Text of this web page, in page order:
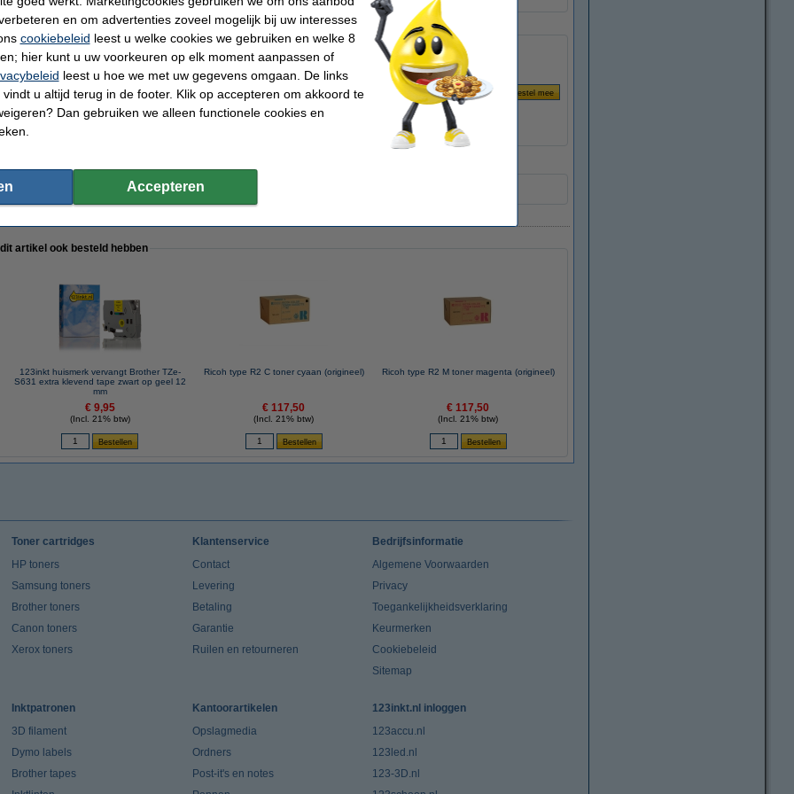
1 doos van 2.500 vel A4 - 80 grams FSC® Mix Credit
huismerk) te nemen i.p.v. de Canon-uitvoering.
artikel ook besteld hebben
123inkt huismerk vervangt Brother TZe-
S631 extra klevend tape zwart op geel 12
mm
€ 9,95
(Incl. 21% btw)
Ricoh type R2 C toner cyaan (origineel)
€ 117,50
(Incl. 21% btw)
Ricoh type R2 M toner magenta (origineel)
€ 117,50
(Incl. 21% btw)
Toner cartridges
HP toners
Samsung toners
Brother toners
Canon toners
Xerox toners
Klantenservice
Contact
Levering
Betaling
Garantie
Ruilen en retourneren
Bedrijfsinformatie
Algemene Voorwaarden
Privacy
Toegankelijkheidsverklaring
Keurmerken
Cookiebeleid
Sitemap
Inktpatronen
3D filament
Dymo labels
Brother tapes
Kantoorartikelen
Opslagmedia
Ordners
Post-it's en notes
123inkt.nl inloggen
123accu.nl
123led.nl
123-3D.nl
en om advertenties zoveel mogelijk bij uw interesses
cookiebeleid leest u welke cookies we gebruiken en welke 8
hier kunt u uw voorkeuren op elk moment aanpassen of
leest u hoe we met uw gegevens omgaan. De links
u altijd terug in de footer. Klik op accepteren om akkoord te
Dan gebruiken we alleen functionele cookies en
Accepteren